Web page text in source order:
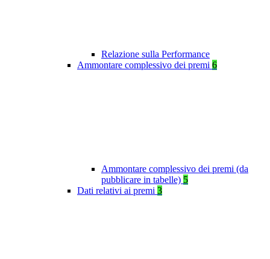
Relazione sulla Performance
Ammontare complessivo dei premi 6
Ammontare complessivo dei premi (da
pubblicare in tabelle) 5
Dati relativi ai premi 3